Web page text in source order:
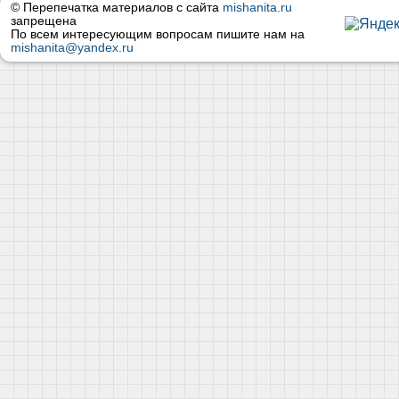
© Перепечатка материалов с сайта mishanita.ru
запрещена
По всем интересующим вопросам пишите нам на
mishanita@yandex.ru